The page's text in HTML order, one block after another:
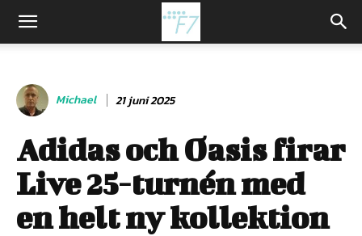
Michael 21 juni 2025
Adidas och Oasis firar
Live 25-turnén med
en helt ny kollektion